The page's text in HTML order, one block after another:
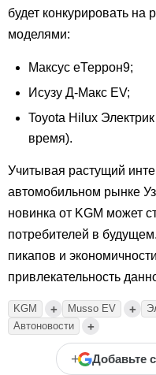
будет конкурировать
моделями:
Максус еТеррон9;
Исузу Д-Макс EV;
Toyota Hilux
время).
Учитывая растущий
автомобильном рынке
новинка от KGM может
потребителей в
пикапов и
привлекательность
KGM + Musso EV +
Автоновости +
+ Добавьте